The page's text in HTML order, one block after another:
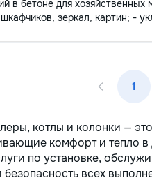
в бетоне для
зеркал, картин; -
1
котлы и колонки —
комфорт и тепло
по установке,
безопасность всех